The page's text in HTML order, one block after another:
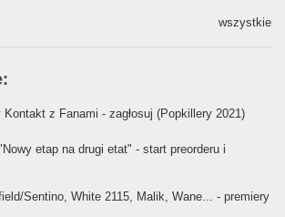
wszystkie
Kontakt z Fanami - zagłosuj (Popkillery 2021)
etap na drugi etat" - start preorderu i
Sentino, White 2115, Malik, Wane... - premiery